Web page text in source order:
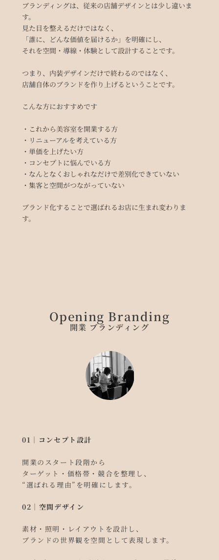
ブランディングは、従来の店舗デザインとは少し違いま
す。
見た目を整えるだけではなく、
「誰に、どんな価値を届けるか」を明確にし、
それを空間・導線・体験として設計することです。
つまり、内装デザインだけで終わるのではなく、
店舗自体のブランドを作り上げるということです。
こんな方におすすめです
・これから美容室を開業する方
・リニューアルを考えている方
・単価を上げたい方
・コンセプトに悩んでいる方
・なんとなくおしゃれなだけで差別化できていない
・集客と空間がつながっていない
ブランド化することで選ばれるお店に生まれ変わりま
す。
Opening Branding
開業 ブランディング
01｜コンセプト設計
開業のスタート段階から
ターゲット・価格帯・競合を整理し、
“選ばれる理由”を明確にします。
02｜空間デザイン
素材・照明・レイアウトを設計し、
ブランドの世界観を空間として表現します。